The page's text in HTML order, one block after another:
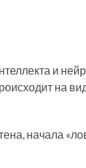
и
на
начала